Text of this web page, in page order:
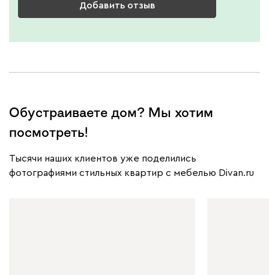
Добавить отзыв
Обустраиваете дом? Мы хотим
посмотреть!
Тысячи наших клиентов уже поделились
фотографиями стильных квартир с мебелью Divan.ru